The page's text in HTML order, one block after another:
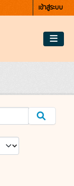
เข้าสู่ระบบ